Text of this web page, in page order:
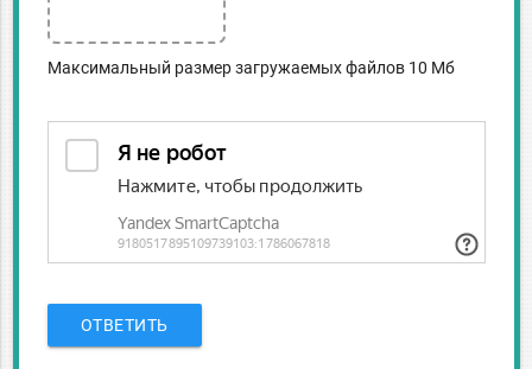
Максимальный размер загружаемых файлов 10 Мб
ОТВЕТИТЬ